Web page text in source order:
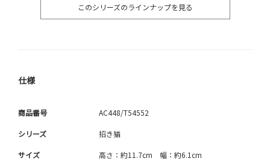
このシリーズのラインナップを見る
仕様
商品番号 AC448/T54552
シリーズ 招き猫
サイズ 高さ：約11.7cm 幅：約6.1cm